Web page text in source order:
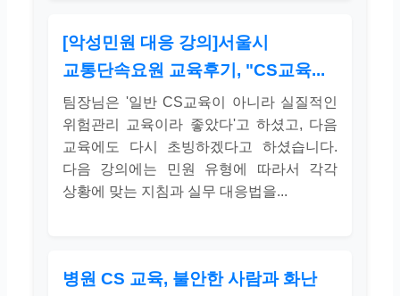
[악성민원 대응 강의]서울시
교통단속요원 교육후기, "CS교육...
팀장님은 '일반 CS교육이 아니라 실질적인
위험관리 교육이라 좋았다'고 하셨고, 다음
교육에도 다시 초빙하겠다고 하셨습니다.
다음 강의에는 민원 유형에 따라서 각각
상황에 맞는 지침과 실무 대응법을...
병원 CS 교육, 불안한 사람과 화난